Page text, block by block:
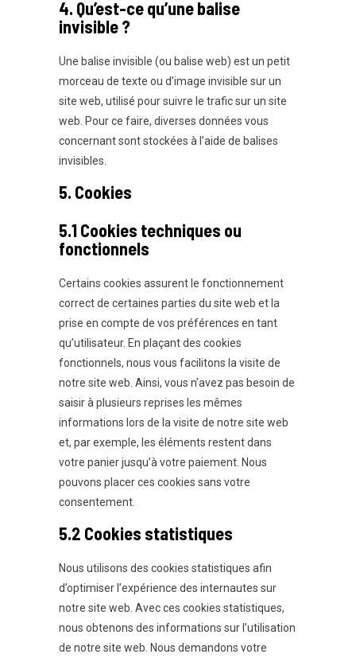
4. Qu’est-ce qu’une balise
invisible ?
Une balise invisible (ou balise web) est un petit
morceau de texte ou d’image invisible sur un
site web, utilisé pour suivre le trafic sur un site
web. Pour ce faire, diverses données vous
concernant sont stockées à l’aide de balises
invisibles.
5. Cookies
5.1 Cookies techniques ou
fonctionnels
Certains cookies assurent le fonctionnement
correct de certaines parties du site web et la
prise en compte de vos préférences en tant
qu’utilisateur. En plaçant des cookies
fonctionnels, nous vous facilitons la visite de
notre site web. Ainsi, vous n’avez pas besoin de
saisir à plusieurs reprises les mêmes
informations lors de la visite de notre site web
et, par exemple, les éléments restent dans
votre panier jusqu’à votre paiement. Nous
pouvons placer ces cookies sans votre
consentement.
5.2 Cookies statistiques
Nous utilisons des cookies statistiques afin
d’optimiser l’expérience des internautes sur
notre site web. Avec ces cookies statistiques,
nous obtenons des informations sur l’utilisation
de notre site web. Nous demandons votre